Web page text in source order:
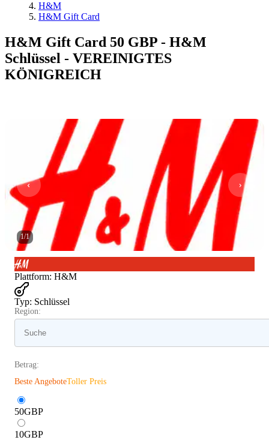
H&M
H&M Gift Card
H&M Gift Card 50 GBP - H&M
Schlüssel - VEREINIGTES
KÖNIGREICH
1/1
Plattform: H&M
Typ: Schlüssel
Region:
Betrag:
Beste AngeboteToller Preis
50GBP
10GBP